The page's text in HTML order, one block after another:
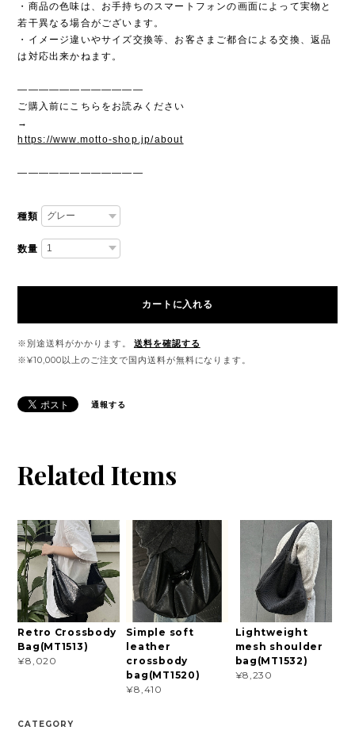
・商品の色味は、お手持ちのスマートフォンの画面によって実物と
若干異なる場合がございます。
・イメージ違いやサイズ交換等、お客さまご都合による交換、返品
は対応出来かねます。
————————————
ご購入前にこちらをお読みください
→
https://www.motto-shop.jp/about
————————————
種類
数量
カートに入れる
※別途送料がかかります。
送料を確認する
※¥10,000以上のご注文で国内送料が無料になります。
通報する
Related Items
Retro Crossbody
Bag(MT1513)
¥8,020
Simple soft
leather
crossbody
bag(MT1520)
¥8,410
Lightweight
mesh shoulder
bag(MT1532)
¥8,230
CATEGORY